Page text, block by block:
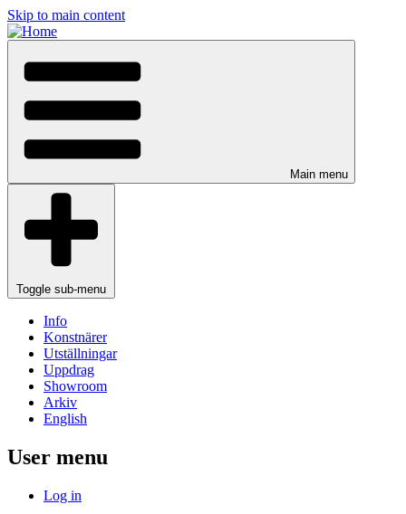
Skip to main content
Main menu
Toggle sub-menu
Info
Konstnärer
Utställningar
Uppdrag
Showroom
Arkiv
English
User menu
Log in